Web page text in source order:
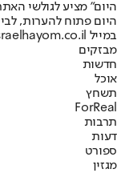
היום" מציע לגולשי
היום פתוח להערות,
במייל hayom@israelhayom.co.il.
מבזקים
חדשות
אוכל
תשחץ
ForReal
תרבות
דעות
ספורט
מגזין